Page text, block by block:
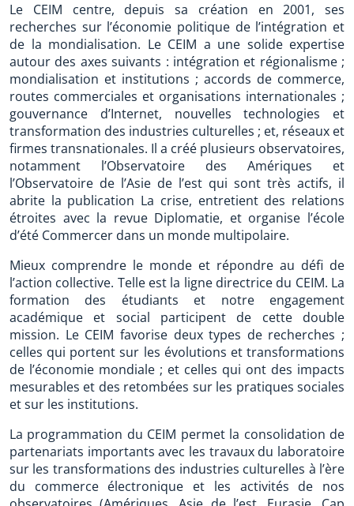
Le CEIM centre, depuis sa création en 2001, ses
recherches sur l’économie politique de l’intégration et
de la mondialisation. Le CEIM a une solide expertise
autour des axes suivants : intégration et régionalisme ;
mondialisation et institutions ; accords de commerce,
routes commerciales et organisations internationales ;
gouvernance d’Internet, nouvelles technologies et
transformation des industries culturelles ; et, réseaux et
firmes transnationales. Il a créé plusieurs observatoires,
notamment l’Observatoire des Amériques et
l’Observatoire de l’Asie de l’est qui sont très actifs, il
abrite la publication La crise, entretient des relations
étroites avec la revue Diplomatie, et organise l’école
d’été Commercer dans un monde multipolaire.
Mieux comprendre le monde et répondre au défi de
l’action collective. Telle est la ligne directrice du CEIM. La
formation des étudiants et notre engagement
académique et social participent de cette double
mission. Le CEIM favorise deux types de recherches ;
celles qui portent sur les évolutions et transformations
de l’économie mondiale ; et celles qui ont des impacts
mesurables et des retombées sur les pratiques sociales
et sur les institutions.
La programmation du CEIM permet la consolidation de
partenariats importants avec les travaux du laboratoire
sur les transformations des industries culturelles à l’ère
du commerce électronique et les activités de nos